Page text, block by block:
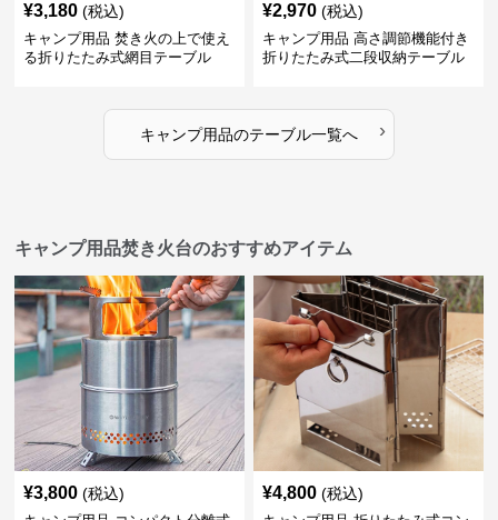
¥3,180 (税込)
キャンプ用品 焚き火の上で使え
る折りたたみ式網目テーブル
¥2,970 (税込)
キャンプ用品 高さ調節機能付き
折りたたみ式二段収納テーブル
キャンプ用品のテーブル一覧へ ›
キャンプ用品焚き火台のおすすめアイテム
¥3,800 (税込) ¥4,800 (税込)